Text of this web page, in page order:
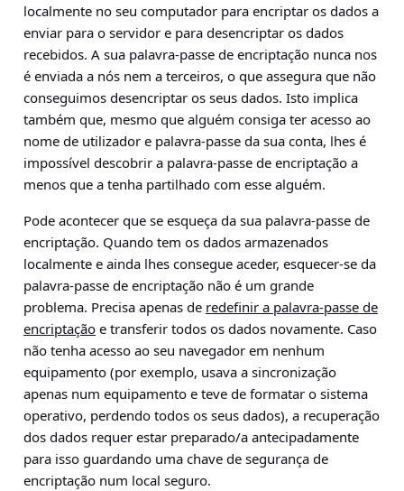
localmente no seu computador para encriptar os dados a
enviar para o servidor e para desencriptar os dados
recebidos. A sua palavra-passe de encriptação nunca nos
é enviada a nós nem a terceiros, o que assegura que não
conseguimos desencriptar os seus dados. Isto implica
também que, mesmo que alguém consiga ter acesso ao
nome de utilizador e palavra-passe da sua conta, lhes é
impossível descobrir a palavra-passe de encriptação a
menos que a tenha partilhado com esse alguém.
Pode acontecer que se esqueça da sua palavra-passe de
encriptação. Quando tem os dados armazenados
localmente e ainda lhes consegue aceder, esquecer-se da
palavra-passe de encriptação não é um grande
problema. Precisa apenas de redefinir a palavra-passe de
encriptação e transferir todos os dados novamente. Caso
não tenha acesso ao seu navegador em nenhum
equipamento (por exemplo, usava a sincronização
apenas num equipamento e teve de formatar o sistema
operativo, perdendo todos os seus dados), a recuperação
dos dados requer estar preparado/a antecipadamente
para isso guardando uma chave de segurança de
encriptação num local seguro.